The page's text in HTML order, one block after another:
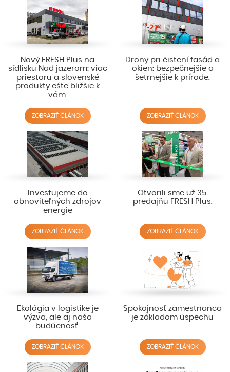
Nový FRESH Plus na
sídlisku Nad jazerom: viac
priestoru a slovenské
produkty ešte bližšie k
vám.
ZOBRAZIŤ ČLÁNOK
Drony pri čistení fasád a
okien: bezpečnejšie a
šetrnejšie k prírode.
ZOBRAZIŤ ČLÁNOK
Investujeme do
obnoviteľných zdrojov
energie
ZOBRAZIŤ ČLÁNOK
Otvorili sme už 35.
predajňu FRESH Plus.
ZOBRAZIŤ ČLÁNOK
Ekológia v logistike je
výzva, ale aj naša
budúcnosť.
ZOBRAZIŤ ČLÁNOK
Spokojnosť zamestnanca
je základom úspechu
ZOBRAZIŤ ČLÁNOK